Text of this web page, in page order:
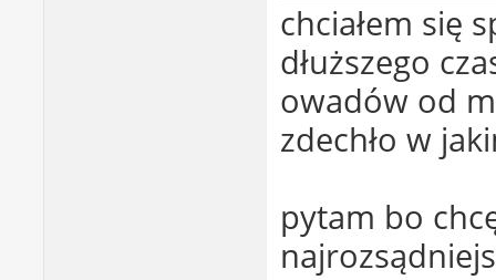
chciałem się
dłuższego
owadów od
zdechło w
pytam bo